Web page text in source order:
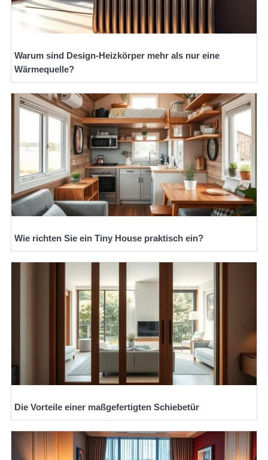
Warum sind Design-Heizkörper mehr als nur eine
Wärmequelle?
Wie richten Sie ein Tiny House praktisch ein?
Die Vorteile einer maßgefertigten Schiebetür